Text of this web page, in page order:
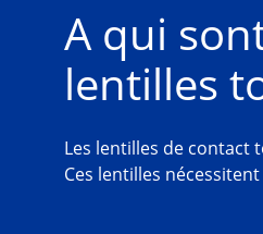
A qui
lentilles
Les lentilles de contact
Ces lentilles